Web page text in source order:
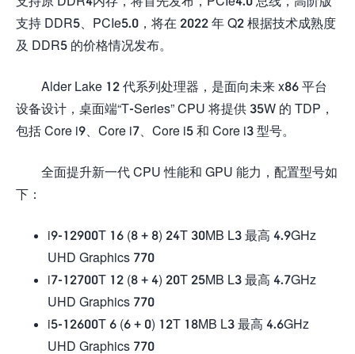
支持 DDR5、PCIe5.0，将在 2022 年 Q2 根据技术成熟度
及 DDR5 的价格情况发布。
Alder Lake 12 代系列处理器，是面向未来 x86 平台
设备设计，桌面端“T-Series” CPU 将提供 35W 的 TDP，
包括 Core i9、Core i7、Core i5 和 Core i3 型号。
全面提升新一代 CPU 性能和 GPU 能力，配置型号如
下：
i9-12900T 16 (8 + 8) 24T 30MB L3 最高 4.9GHz
UHD Graphics 770
i7-12700T 12 (8 + 4) 20T 25MB L3 最高 4.7GHz
UHD Graphics 770
i5-12600T 6 (6 + 0) 12T 18MB L3 最高 4.6GHz
UHD Graphics 770